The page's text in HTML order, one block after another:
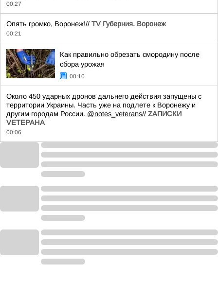
00:27
Опять громко, Воронеж!// TV Губерния. Воронеж
00:21
Как правильно обрезать смородину после
сбора урожая
00:10
Около 450 ударных дронов дальнего действия запущены с
территории Украины. Часть уже на подлете к Воронежу и
другим городам России. @notes_veterans// ZАПИСКИ
VЕТЕРАНА
00:06